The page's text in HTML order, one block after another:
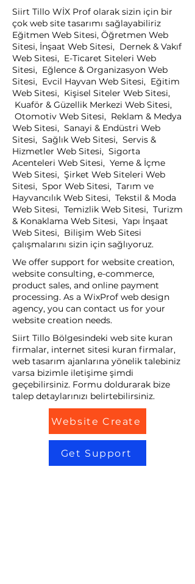
Siirt Tillo WİX Prof olarak sizin için bir
çok web site tasarımı sağlayabiliriz
Eğitmen Web Sitesi, Öğretmen Web
Sitesi, İnşaat Web Sitesi, Dernek & Vakıf
Web Sitesi, E-Ticaret Siteleri Web
Sitesi, Eğlence & Organizasyon Web
Sitesi, Evcil Hayvan Web Sitesi, Eğitim
Web Sitesi, Kişisel Siteler Web Sitesi,
Kuaför & Güzellik Merkezi Web Sitesi,
Otomotiv Web Sitesi, Reklam & Medya
Web Sitesi, Sanayi & Endüstri Web
Sitesi, Sağlık Web Sitesi, Servis &
Hizmetler Web Sitesi, Sigorta
Acenteleri Web Sitesi, Yeme & İçme
Web Sitesi, Şirket Web Siteleri Web
Sitesi, Spor Web Sitesi, Tarım ve
Hayvancılık Web Sitesi, Tekstil & Moda
Web Sitesi, Temizlik Web Sitesi, Turizm
& Konaklama Web Sitesi, Yapı İnşaat
Web Sitesi, Bilişim Web Sitesi
çalışmalarını sizin için sağlıyoruz.
We offer support for website creation,
website consulting, e-commerce,
product sales, and online payment
processing. As a WixProf web design
agency, you can contact us for your
website creation needs.
Siirt Tillo Bölgesindeki web site kuran
firmalar, internet sitesi kuran firmalar,
web tasarım ajanlarına yönelik talebiniz
varsa bizimle iletişime şimdi
geçebilirsiniz. Formu doldurarak bize
talep detaylarınızı belirtebilirsiniz.
Website Create
Get Support